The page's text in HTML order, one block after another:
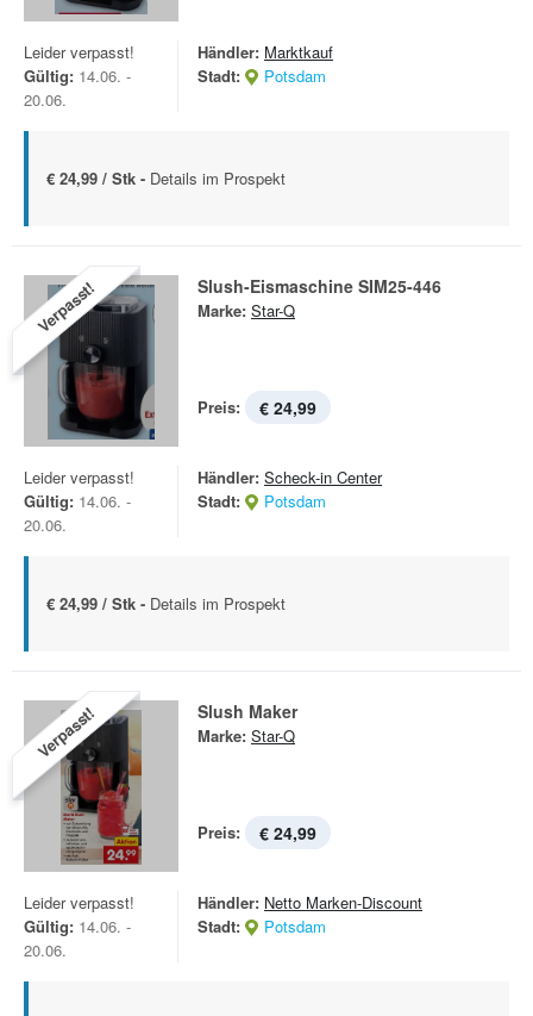
Leider verpasst!
Gültig: 14.06. -
20.06.
Händler: Marktkauf
Stadt:
Potsdam
€ 24,99 / Stk - Details im Prospekt
Verpasst! Slush-Eismaschine SIM25-446
Marke: Star-Q
Preis: € 24,99
Leider verpasst!
Gültig: 14.06. -
20.06.
Händler: Scheck-in Center
Stadt:
Potsdam
€ 24,99 / Stk - Details im Prospekt
Verpasst! Slush Maker
Marke: Star-Q
Preis: € 24,99
Leider verpasst!
Gültig: 14.06. -
20.06.
Händler: Netto Marken-Discount
Stadt:
Potsdam